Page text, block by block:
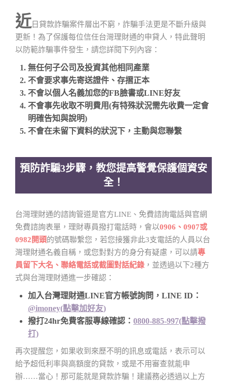
近日貸款詐騙案件層出不窮，詐騙手法更是不斷升級與
更新！為了保護每位信任台灣理財通的申貸人，特此聲明
以防範詐騙事件發生，請您詳閱下列內容：
無任何子公司及投資其他相同產業
不會要求事先寄送證件、存摺正本
不會以個人名義加您的FB臉書或LINE好友
不會事先收取不明費用(有特殊狀況需先收費一定會
明確告知與說明)
不會在未留下資料的狀況下，主動與您聯繫
預防詐騙3步驟，教您提高警覺保護個資安
全！
台灣理財通的諮詢管道是官方LINE、免費諮詢電話與官網
免費諮詢表單，理財專員撥打電話時，會以0906、0907或
0982開頭的號碼聯繫您，若您接獲非此3支電話的人員以台
灣理財通名義自稱，或您對對方的身分有疑慮，可以請專
員留下大名、聯絡電話或截圖對話紀錄 ，並透過以下2種方
式與台灣理財通進一步確認：
加入台灣理財通LINE官方帳號詢問，LINE ID：
@imoney(點擊加好友)
撥打24hr免費客服專線確認：0800-885-997(點擊撥
打)
再次提醒您，如果收到來歷不明的訊息或電話，表示可以
給予超低利率與高額度的貸款，或是不用審查就能申
辦……當心！那可能就是貸款詐騙！建議務必透過以上方